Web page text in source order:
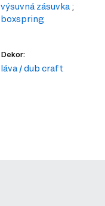
výsuvná zásuvka;
boxspring
Dekor:
láva / dub craft